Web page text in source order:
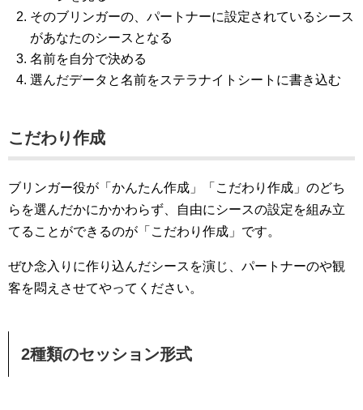
そのブリンガーの、パートナーに設定されているシース
があなたのシースとなる
名前を自分で決める
選んだデータと名前をステラナイトシートに書き込む
こだわり作成
ブリンガー役が「かんたん作成」「こだわり作成」のどち
らを選んだかにかかわらず、自由にシースの設定を組み立
てることができるのが「こだわり作成」です。
ぜひ念入りに作り込んだシースを演じ、パートナーのや観
客を悶えさせてやってください。
2種類のセッション形式